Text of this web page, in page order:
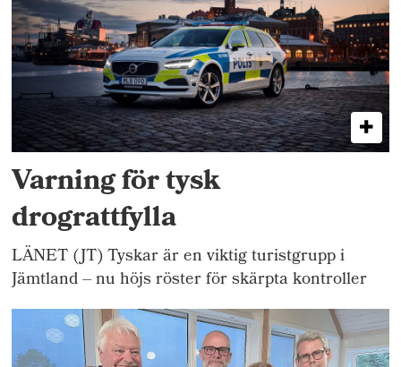
Varning för tysk
drograttfylla
LÄNET (JT) Tyskar är en viktig turistgrupp i
Jämtland – nu höjs röster för skärpta kontroller